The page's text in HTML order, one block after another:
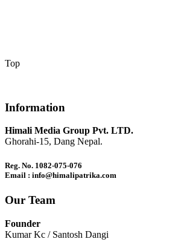
Top
Information
Himali Media Group Pvt. LTD.
Ghorahi-15, Dang Nepal.
Reg. No. 1082-075-076
Email : info@himalipatrika.com
Our Team
Founder
Kumar Kc / Santosh Dangi